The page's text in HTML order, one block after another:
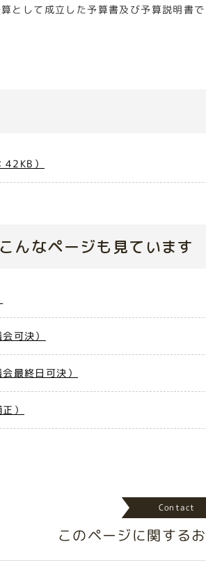
として成立した予算書及び予算説明書で
）
んなページも見ています
可決）
最終日可決）
）
Contact
このページに関する